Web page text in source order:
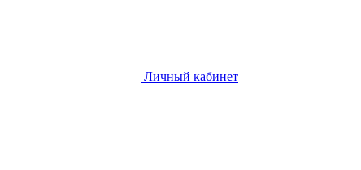
Личный кабинет